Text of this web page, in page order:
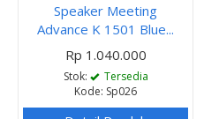
Speaker Meeting
Advance K 1501 Blue...
Rp 1.040.000
Stok:
Tersedia
Kode: Sp026